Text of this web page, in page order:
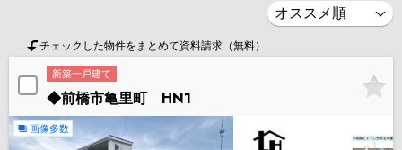
チェックした物件をまとめて資料請求（無料）
新築一戸建て
◆前橋市亀里町 HN1
画像多数